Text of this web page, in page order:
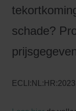
schade?